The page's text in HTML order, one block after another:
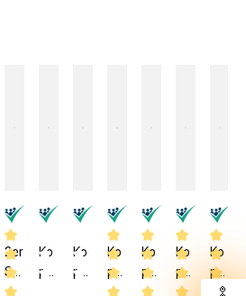
2er
Set
Ko
Ko
pfk
Ko
pfk
Ko
pfk
iss
Ko
pfk
iss
Ko
pfk
iss
Ko
pfk
iss